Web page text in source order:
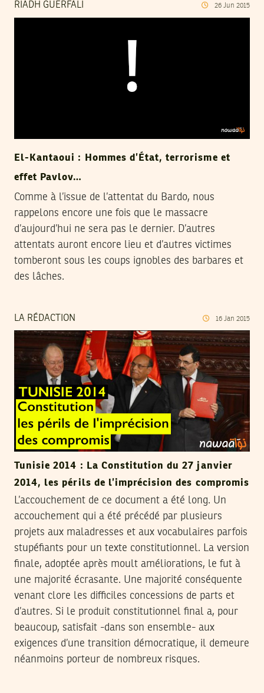
RIADH GUERFALI 26 Jun 2015
El-Kantaoui : Hommes d’État, terrorisme et
effet Pavlov…
Comme à l’issue de l’attentat du Bardo, nous
rappelons encore une fois que le massacre
d’aujourd’hui ne sera pas le dernier. D’autres
attentats auront encore lieu et d’autres victimes
tomberont sous les coups ignobles des barbares et
des lâches.
LA RÉDACTION 16 Jan 2015
Tunisie 2014 : La Constitution du 27 janvier
2014, les périls de l’imprécision des compromis
L’accouchement de ce document a été long. Un
accouchement qui a été précédé par plusieurs
projets aux maladresses et aux vocabulaires parfois
stupéfiants pour un texte constitutionnel. La version
finale, adoptée après moult améliorations, le fut à
une majorité écrasante. Une majorité conséquente
venant clore les difficiles concessions de parts et
d’autres. Si le produit constitutionnel final a, pour
beaucoup, satisfait -dans son ensemble- aux
exigences d’une transition démocratique, il demeure
néanmoins porteur de nombreux risques.